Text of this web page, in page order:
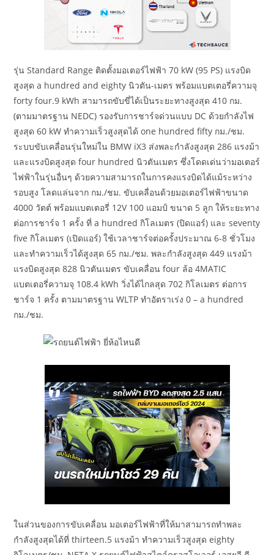
รุ่น Standard Range ติดตั้งมอเตอร์ไฟฟ้า 70 kW (95 PS) แรงบิด
สูงสุด a hundred and eighty นิวตัน-เมตร พร้อมแบตเตอรี่ความจุ
forty four.9 kWh สามารถขับขี่ได้เป็นระยะทางสูงสุด 410 กม.
(ตามมาตรฐาน NEDC) รองรับการชาร์จด่วนแบบ DC ด้วยกำลังไฟ
สูงสุด 60 kW ทำความเร็วสูงสุดได้ one hundred fifty กม./ชม.
ระบบขับเคลื่อนรุ่นใหม่ใน BMW iX3 ส่งพละกำลังสูงสุด 286 แรงม้า
และแรงบิดสูงสุด four hundred นิวตันเมตร ซึ่งโดดเด่นว่ามอเตอร์
ไฟฟ้าในรุ่นอื่นๆ ด้วยความสามารถในการคงแรงบิดได้แม้ระหว่าง
รอบสูง โลดแล่นจาก กม./ชม. ขับเคลื่อนด้วยมอเตอร์ไฟฟ้าขนาด
4000 วัตต์ พร้อมแบตเตอรี่ 12V 100 แอมป์ ขนาด 5 ลูก ให้ระยะทาง
ต่อการชาร์จ 1 ครั้ง ที่ a hundred กิโลเมตร (ปิดแอร์) และ seventy
five กิโลเมตร (เปิดแอร์) ใช้เวลาชาร์จต่อครั้งประมาณ 6-8 ชั่วโมง
และทำความเร็วได้สูงสุด 65 กม./ชม. พละกำลังสูงสุด 449 แรงม้า
แรงบิดสูงสุด 828 นิวตันเมตร ขับเคลื่อน four ล้อ 4MATIC
แบตเตอรี่ความจุ 108.4 kWh วิ่งได้ไกลสุด 702 กิโลเมตร ต่อการ
ชาร์จ 1 ครั้ง ตามมาตรฐาน WLTP ทำอัตราเร่ง 0 – a hundred
กม./ชม.
ในส่วนของการขับเคลื่อน มอเตอร์ไฟฟ้าที่ให้มาสามารถทำพละ
กำลังสูงสุดได้ที่ thirteen.5 แรงม้า ทำความเร็วสูงสุด eighty